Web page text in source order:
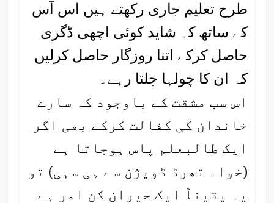
طرح تعلیم جاری رکھتے ہیں اس آس
کے ساتھ کہ شاید کوئی اچھی ڈگری
حاصل کرکے اتنا روزگار حاصل کرلیں
کہ ان کا چولہا جلتا رہے۔
اس سب مشقت کے باوجود کہ سارے
خاندان کی کفالت کرکے بھی اگر
ایک طالبعلم پاس ہوجاتا ہے
(خواہ تھرڈ ڈویژن سے ہی سہی) تو
یہ یقیناً ایک حیران کن امر ہے